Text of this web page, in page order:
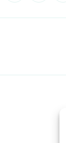
in
new
in
new
in
new